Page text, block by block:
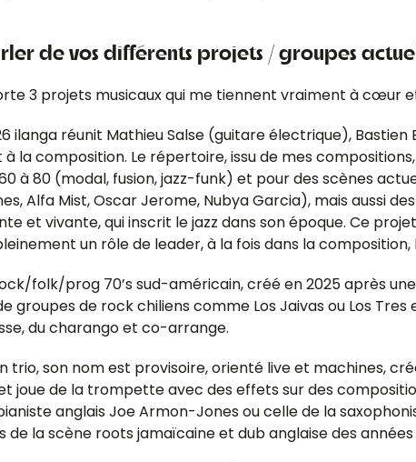
de vos différents projets / groupes
3 projets musicaux qui me tiennent vraiment à cœur
ilanga réunit Mathieu Salse (guitare électrique),
la composition. Le répertoire, issu de mes
à 80 (modal, fusion, jazz-funk) et pour des scènes
Alfa Mist, Oscar Jerome, Nubya Garcia), mais aussi
et vivante, qui inscrit le jazz dans son époque. Ce
un rôle de leader, à la fois dans la
folk/prog 70’s sud-américain, créé en 2025 après
groupes de rock chiliens comme Los Jaivas ou Los
du charango et co-arrange.
trio, son nom est provisoire, orienté live et machines,
joue de la trompette avec des effets sur des
anglais Joe Armon-Jones ou celle de la
la scène roots jamaïcaine et dub anglaise des